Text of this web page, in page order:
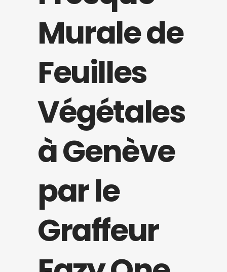
Murale de
Feuilles
Végétales
à Genève
par le
Graffeur